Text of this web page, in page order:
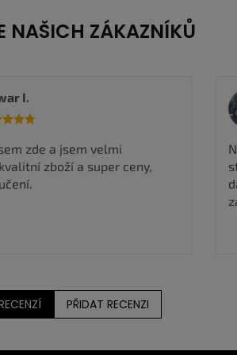
NAŠICH ZÁKAZNÍKŮ
M.
rychlé odeslání, boty
fotografii takže můžu jen
a určitě si ještě nějaké boty
PŘIDAT RECENZI